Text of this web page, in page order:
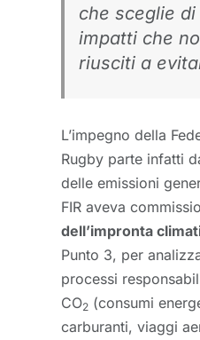
che sceglie
impatti che
riusciti a
L’impegno della
Rugby parte infatti
delle emissioni
FIR aveva
dell’impronta
Punto 3, per
processi
CO2 (consumi
carburanti, viaggi